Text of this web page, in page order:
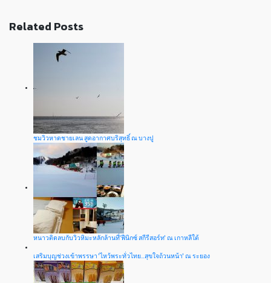
Related Posts
ชมวิวหาดชายเลน สูดอากาศบริสุทธิ์ ณ บางปู
หนาวติดลบกับวิวหิมะหลักล้านที่'ฟีนิกซ์ สกีรีสอร์ท' ณ เกาหลีใต้
เสริมบุญช่วงเข้าพรรษา 'ไหว้พระทั่วไทย…สุขใจถ้วนหน้า' ณ ระยอง